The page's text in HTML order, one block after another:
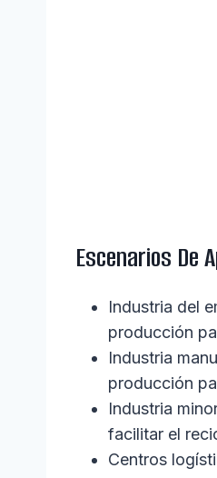
Escenarios De
Industria del
producción
Industria
producción
Industria
facilitar el
Centros